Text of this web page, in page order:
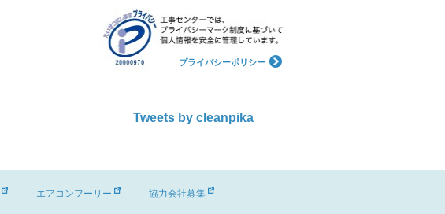
プライバシーポリシー
Tweets by cleanpika
エアコンフーリー 協力会社募集